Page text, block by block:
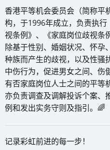
香港平等机会委员会（简称平
构，于1996年成立，负责执
视条例》、《家庭岗位歧视条
除基于性别、婚姻状况、怀孕
种族而产生的歧视，以及性骚
中伤行为，促进男女之间、伤
有否家庭岗位人士之间的平等
亦负责调查及调解投诉个案、
例和发出实务守则及指引。🌈
记录彩虹前进的每一步！